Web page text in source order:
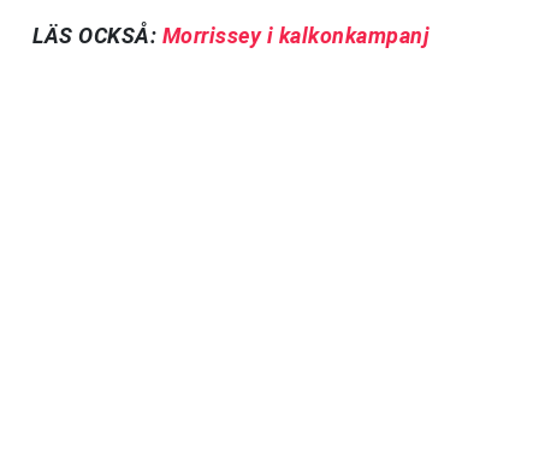
LÄS OCKSÅ: Morrissey i kalkonkampanj